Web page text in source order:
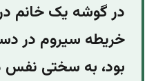
در گوشه یک خانم
خریطه‌ سیروم در
بود، به سختی